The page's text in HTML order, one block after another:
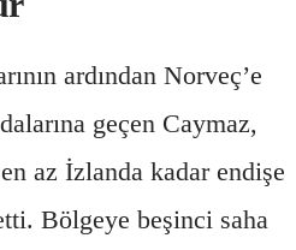
ardından Norveç’e
geçen Caymaz,
az İzlanda kadar endişe
Bölgeye beşinci saha